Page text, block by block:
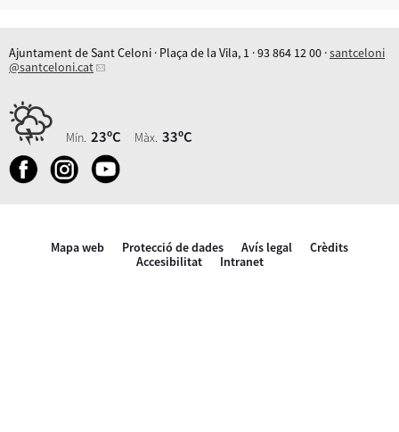
Ajuntament de Sant Celoni · Plaça de la Vila, 1 · 93 864 12 00 ·santceloni
@santceloni.cat
Mín. 23ºC Màx. 33ºC
Mapa web Protecció de dades Avís legal
Crèdits
Accesibilitat
Intranet